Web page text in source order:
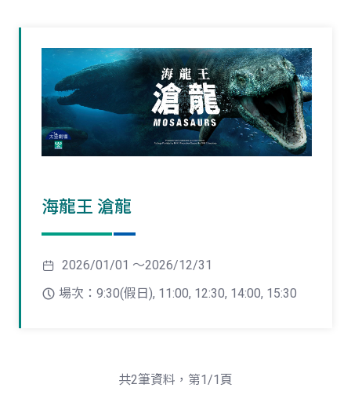
海龍王 滄龍
2026/01/01 ～2026/12/31
場次：9:30(假日), 11:00, 12:30, 14:00, 15:30
共2筆資料，第1/1頁